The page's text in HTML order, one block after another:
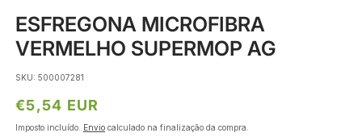
ESFREGONA MICROFIBRA
VERMELHO SUPERMOP AG
SKU: 500007281
Preço
normal
€5,54 EUR
Imposto incluído. Envio calculado na finalização da compra.